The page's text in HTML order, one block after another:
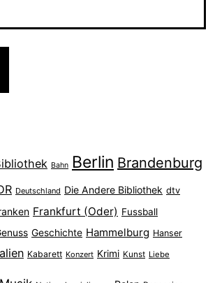
Bahn Berlin Brandenburg
Deutschland Die Andere Bibliothek dtv
Frankfurt (Oder) Fussball
Geschichte Hammelburg Hanser
Kabarett Konzert Krimi Kunst Liebe